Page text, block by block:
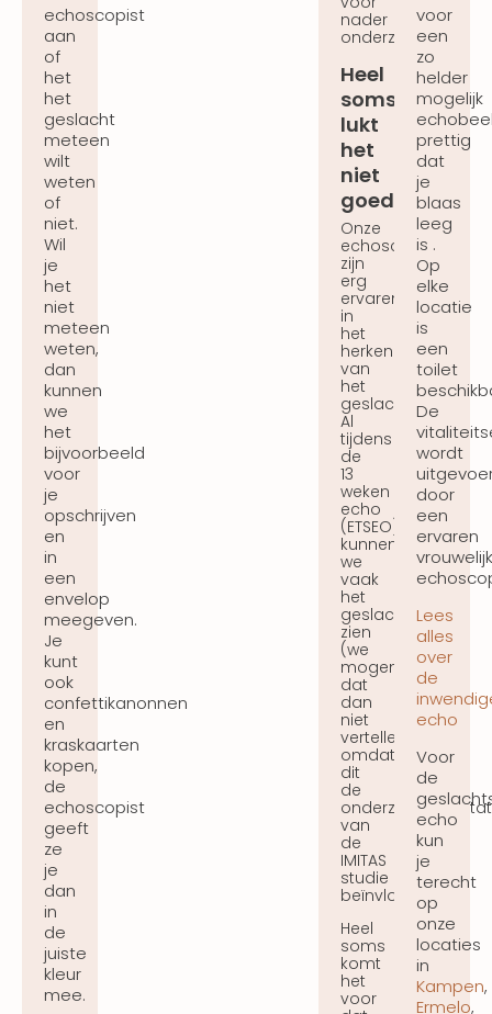
echoscopist
aan
of
het
het
geslacht
meteen
wilt
weten
of
niet.
Wil
je
het
niet
meteen
weten,
dan
kunnen
we
het
bijvoorbeeld
voor
je
opschrijven
en
in
een
envelop
meegeven.
Je
kunt
ook
confettikanonnen
en
kraskaarten
kopen,
de
echoscopist
geeft
ze
je
dan
in
de
juiste
kleur
mee.
nader
onderzoek.
Heel
soms
lukt
het
niet
goed
Onze
echoscopisten
zijn
erg
ervaren
in
het
herkennen
van
het
geslacht.
Al
tijdens
de
13
weken
echo
(ETSEO)
kunnen
we
vaak
het
geslacht
zien
(we
mogen
dat
dan
niet
vertellen
omdat
dit
de
van
de
IMITAS
studie
beïnvloedt).
Heel
soms
komt
het
voor
voor
een
zo
helder
mogelijk
prettig
dat
je
blaas
leeg
is .
Op
elke
locatie
is
een
toilet
De
wordt
door
een
ervaren
Lees
alles
over
de
echo
Voor
de
echo
kun
je
terecht
op
onze
locaties
in
Kampen,
Ermelo,